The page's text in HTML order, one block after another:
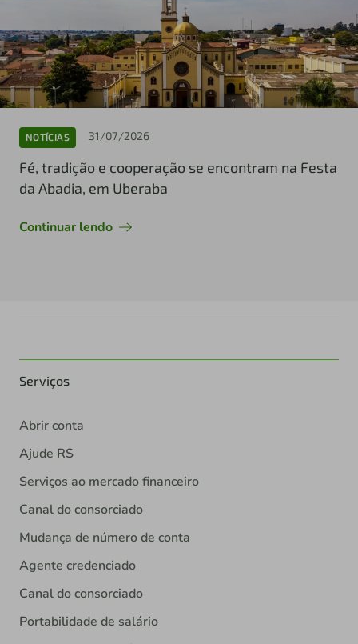
NOTÍCIAS 31/07/2026
Fé, tradição e cooperação se encontram na Festa
da Abadia, em Uberaba
Continuar lendo
Serviços
Abrir conta
Ajude RS
Serviços ao mercado financeiro
Canal do consorciado
Mudança de número de conta
Agente credenciado
Canal do consorciado
Portabilidade de salário